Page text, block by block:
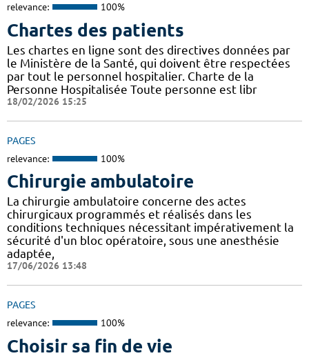
relevance: 100%
Chartes des patients
Les chartes en ligne sont des directives données par
le Ministère de la Santé, qui doivent être respectées
par tout le personnel hospitalier. Charte de la
Personne Hospitalisée Toute personne est libr
18/02/2026 15:25
PAGES
relevance: 100%
Chirurgie ambulatoire
La chirurgie ambulatoire concerne des actes
chirurgicaux programmés et réalisés dans les
conditions techniques nécessitant impérativement la
sécurité d'un bloc opératoire, sous une anesthésie
adaptée,
17/06/2026 13:48
PAGES
relevance: 100%
Choisir sa fin de vie